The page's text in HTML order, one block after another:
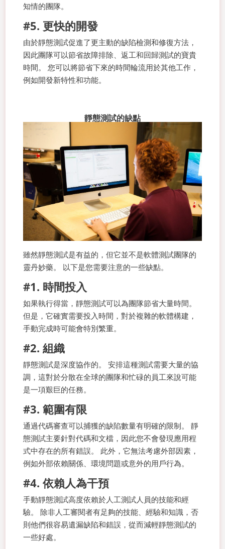
知情的團隊。
#5. 更快的開發
由於靜態測試促進了更主動的缺陷檢測和修復方法，
因此團隊可以節省故障排除、返工和回歸測試的寶貴
時間。 您可以將節省下來的時間輪流用於其他工作，
例如開發新特性和功能。
靜態測試的缺點
雖然靜態測試是有益的，但它並不是軟體測試團隊的
靈丹妙藥。 以下是您需要注意的一些缺點。
#1. 時間投入
如果執行得當，靜態測試可以為團隊節省大量時間。
但是，它確實需要投入時間，對於複雜的軟體構建，
手動完成時可能會特別繁重。
#2. 組織
靜態測試是深度協作的。 安排這種測試需要大量的協
調，這對於分散在全球的團隊和忙碌的員工來說可能
是一項艱巨的任務。
#3. 範圍有限
通過代碼審查可以捕獲的缺陷數量有明確的限制。 靜
態測試主要針對代碼和文檔，因此您不會發現應用程
式中存在的所有錯誤。 此外，它無法考慮外部因素，
例如外部依賴關係、環境問題或意外的用戶行為。
#4. 依賴人為干預
手動靜態測試高度依賴於人工測試人員的技能和經
驗。 除非人工審閱者有足夠的技能、經驗和知識，否
則他們很容易遺漏缺陷和錯誤，從而減輕靜態測試的
一些好處。